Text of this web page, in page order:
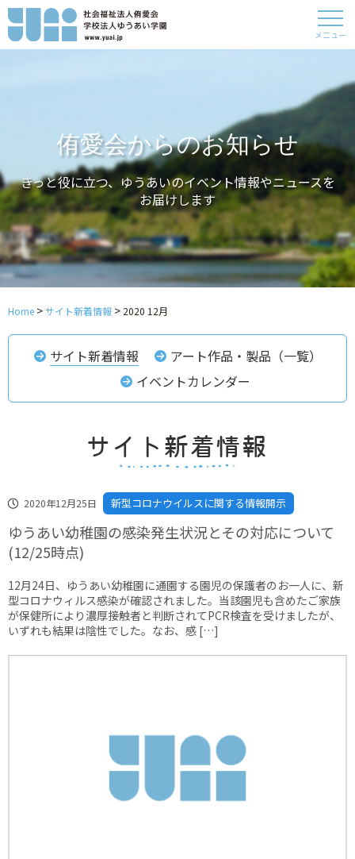
メニュー
侑愛会からのお知らせ
きっと役に立つ、ゆうあいのイベント情報やニュースを
お届けします
Home >サイト新着情報 > 2020 12月
サイト新着情報
アート作品・製品（一覧）
イベントカレンダー
2020年12月25日 新型コロナウイルスに関する情報開示
ゆうあい幼稚園の感染発生状況とその対応について
(12/25時点)
12月24日、ゆうあい幼稚園に通園する園児の保護者のお一人に、新
型コロナウィルス感染が確認されました。当該園児も含めたご家族
が保健所により濃厚接触者と判断されてPCR検査を受けましたが、
いずれも結果は陰性でした。なお、感 […]